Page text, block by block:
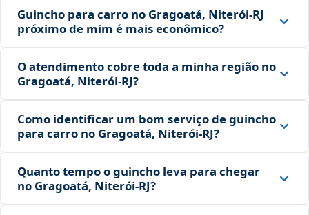
Guincho para carro no Gragoatá, Niterói‑RJ
próximo de mim é mais econômico?
O atendimento cobre toda a minha região no
Gragoatá, Niterói‑RJ?
Como identificar um bom serviço de guincho
para carro no Gragoatá, Niterói‑RJ?
Quanto tempo o guincho leva para chegar
no Gragoatá, Niterói‑RJ?